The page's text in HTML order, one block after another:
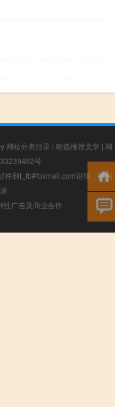
网站分类目录 | 精选推荐文章 | 网
号
件到f_fb#foxmail.com说明，我们
性广告及商业合作